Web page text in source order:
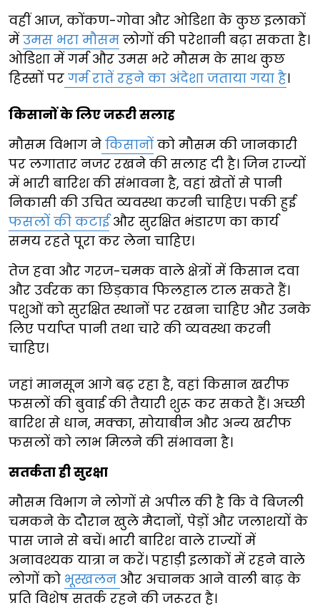
वहीं आज, कोंकण-गोवा और ओडिशा के कुछ इलाकों
में उमस भरा मौसम लोगों की परेशानी बढ़ा सकता है।
ओडिशा में गर्म और उमस भरे मौसम के साथ कुछ
हिस्सों पर गर्म रातें रहने का अंदेशा जताया गया है।
किसानों के लिए जरूरी सलाह
मौसम विभाग ने किसानों को मौसम की जानकारी
पर लगातार नजर रखने की सलाह दी है। जिन राज्यों
में भारी बारिश की संभावना है, वहां खेतों से पानी
निकासी की उचित व्यवस्था करनी चाहिए। पकी हुई
फसलों की कटाईऔर सुरक्षित भंडारण का कार्य
समय रहते पूरा कर लेना चाहिए।
तेज हवा और गरज-चमक वाले क्षेत्रों में किसान दवा
और उर्वरक का छिड़काव फिलहाल टाल सकते हैं।
पशुओं को सुरक्षित स्थानों पर रखना चाहिए और उनके
लिए पर्याप्त पानी तथा चारे की व्यवस्था करनी
चाहिए।
जहां मानसून आगे बढ़ रहा है, वहां किसान खरीफ
फसलों की बुवाई की तैयारी शुरू कर सकते हैं। अच्छी
बारिश से धान, मक्का, सोयाबीन और अन्य खरीफ
फसलों को लाभ मिलने की संभावना है।
सतर्कता ही सुरक्षा
मौसम विभाग ने लोगों से अपील की है कि वे बिजली
चमकने के दौरान खुले मैदानों, पेड़ों और जलाशयों के
पास जाने से बचें। भारी बारिश वाले राज्यों में
अनावश्यक यात्रा न करें। पहाड़ी इलाकों में रहने वाले
लोगों को भूस्खलन और अचानक आने वाली बाढ़ के
प्रति विशेष सतर्क रहने की जरूरत है।